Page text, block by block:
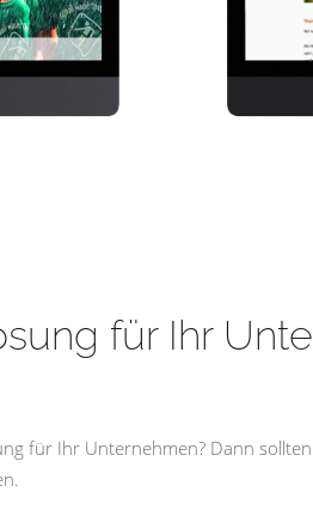
für Ihr
für Ihr Unternehmen? Dann